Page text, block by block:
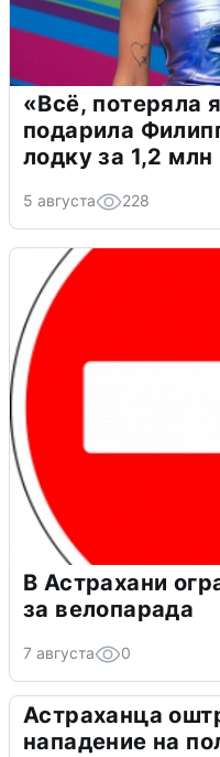
«Всё, потеряла
подарила
лодку за 1,2 млн
5 августа 228
В Астрахани
за велопарада
7 августа 0
Астраханца
нападение на